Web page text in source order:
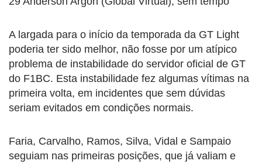
A largada para o início da temporada da GT Light
poderia ter sido melhor, não fosse por um atípico
problema de instabilidade do servidor oficial de GT
do F1BC. Esta instabilidade fez algumas vítimas na
primeira volta, em incidentes que sem dúvidas
seriam evitados em condições normais.
Faria, Carvalho, Ramos, Silva, Vidal e Sampaio
seguiam nas primeiras posições, que já valiam e